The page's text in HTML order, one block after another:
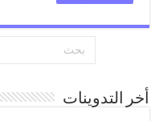
أخر التدوينات